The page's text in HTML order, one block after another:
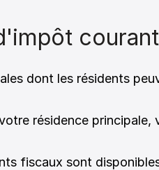
dont les résidents
résidence
fiscaux sont